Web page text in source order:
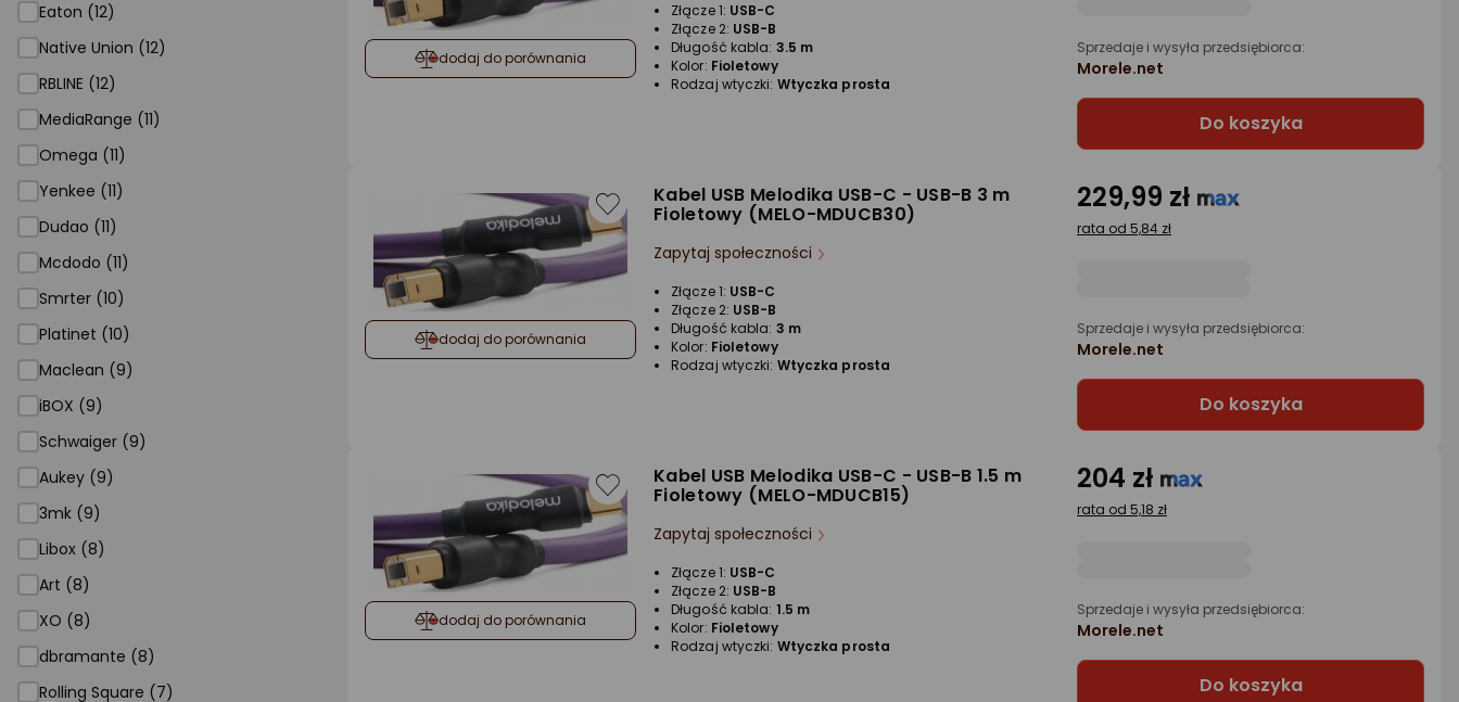
Eaton (12)
Native Union (12)
RBLINE (12)
MediaRange (11)
Omega (11)
Yenkee (11)
Dudao (11)
Mcdodo (11)
Smrter (10)
Platinet (10)
Maclean (9)
iBOX (9)
Schwaiger (9)
Aukey (9)
3mk (9)
Libox (8)
Art (8)
XO (8)
dbramante (8)
Rolling Square (7)
dodaj do porównania
Złącze 1: USB-C
Złącze 2: USB-B
Długość kabla: 3.5 m
Kolor: Fioletowy
Rodzaj wtyczki: Wtyczka prosta
Sprzedaje i wysyła przedsiębiorca:
Morele.net
Do koszyka
dodaj do porównania
Kabel USB Melodika USB-C - USB-B 3 m
Fioletowy (MELO-MDUCB30)
Zapytaj społeczności
Złącze 1: USB-C
Złącze 2: USB-B
Długość kabla: 3 m
Kolor: Fioletowy
Rodzaj wtyczki: Wtyczka prosta
229,99 zł
rata od 5,84 zł
Sprzedaje i wysyła przedsiębiorca:
Morele.net
Do koszyka
dodaj do porównania
Kabel USB Melodika USB-C - USB-B 1.5 m
Fioletowy (MELO-MDUCB15)
Zapytaj społeczności
Złącze 1: USB-C
Złącze 2: USB-B
Długość kabla: 1.5 m
Kolor: Fioletowy
Rodzaj wtyczki: Wtyczka prosta
204 zł
rata od 5,18 zł
Sprzedaje i wysyła przedsiębiorca:
Morele.net
Do koszyka